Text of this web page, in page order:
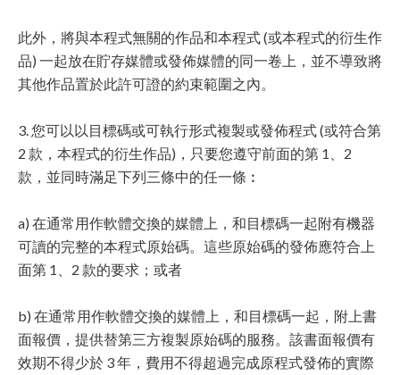
此外，將與本程式無關的作品和本程式 (或本程式的衍生作
品) 一起放在貯存媒體或發佈媒體的同一卷上，並不導致將
其他作品置於此許可證的約束範圍之內。
3. 您可以以目標碼或可執行形式複製或發佈程式 (或符合第
2 款，本程式的衍生作品)，只要您遵守前面的第 1、2
款，並同時滿足下列三條中的任一條︰
a) 在通常用作軟體交換的媒體上，和目標碼一起附有機器
可讀的完整的本程式原始碼。這些原始碼的發佈應符合上
面第 1、2 款的要求；或者
b) 在通常用作軟體交換的媒體上，和目標碼一起，附上書
面報價，提供替第三方複製原始碼的服務。該書面報價有
效期不得少於 3 年，費用不得超過完成原程式發佈的實際